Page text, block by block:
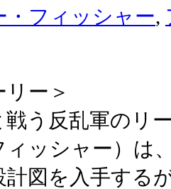
・フィッシャー,
リー＞
戦う反乱軍のリ
ィッシャー）は
計図を入手する